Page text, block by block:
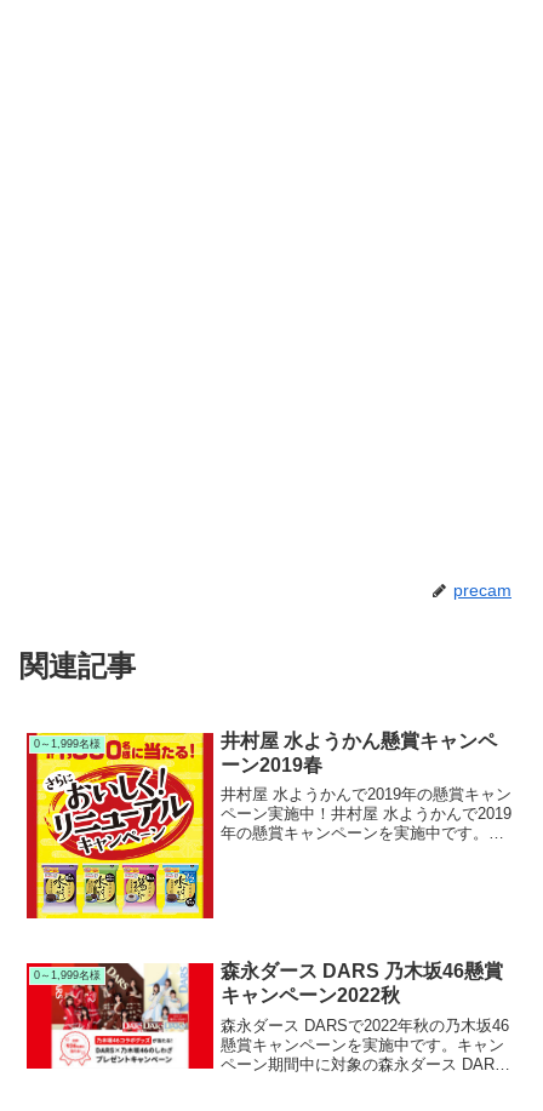
precam
関連記事
0～1,999名様
井村屋 水ようかん懸賞キャンペ
ーン2019春
井村屋 水ようかんで2019年の懸賞キャン
ペーン実施中！井村屋 水ようかんで2019
年の懸賞キャンペーンを実施中です。キ
0～1,999名様
森永ダース DARS 乃木坂46懸賞
キャンペーン2022秋
森永ダース DARSで2022年秋の乃木坂46
懸賞キャンペーンを実施中です。キャン
ペーン期間中に対象の森永ダース DARS